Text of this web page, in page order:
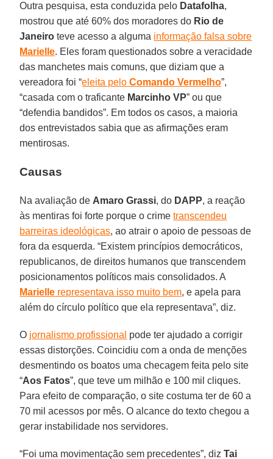
Outra pesquisa, esta conduzida pelo Datafolha,
mostrou que até 60% dos moradores do Rio de
Janeiro teve acesso a alguma informação falsa sobre
Marielle. Eles foram questionados sobre a veracidade
das manchetes mais comuns, que diziam que a
vereadora foi “eleita peloComando Vermelho”,
“casada com o traficante Marcinho VP” ou que
“defendia bandidos”. Em todos os casos, a maioria
dos entrevistados sabia que as afirmações eram
mentirosas.
Causas
Na avaliação de Amaro Grassi, do DAPP, a reação
às mentiras foi forte porque o crimetranscendeu
barreiras ideológicas, ao atrair o apoio de pessoas de
fora da esquerda. “Existem princípios democráticos,
republicanos, de direitos humanos que transcendem
posicionamentos políticos mais consolidados. A
Marielle representava isso muito bem, e apela para
além do círculo político que ela representava”, diz.
O jornalismo profissional pode ter ajudado a corrigir
essas distorções. Coincidiu com a onda de menções
desmentindo os boatos uma checagem feita pelo site
“Aos Fatos”, que teve um milhão e 100 mil cliques.
Para efeito de comparação, o site costuma ter de 60 a
70 mil acessos por mês. O alcance do texto chegou a
gerar instabilidade nos servidores.
“Foi uma movimentação sem precedentes”, dizTai